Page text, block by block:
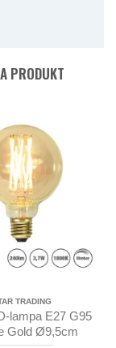
PRODUKT
TRADING
lampa E27 G95
Gold Ø9,5cm